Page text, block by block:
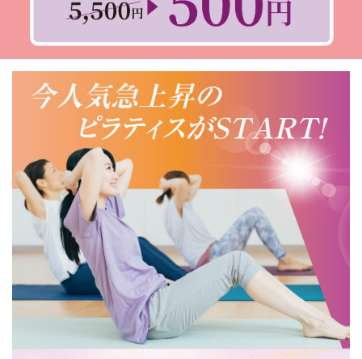
【効果】
日常生活で緊張しがちな心と身体をゆるめ筋肉
の凝りをほぐす、リラックス効果、安眠効果、
ストレス緩和
体験予約する
スタジオ
あびこショッピングプ
ラザ
日時
2026/08/08 13:00 -
13:45
レッスン強度
レッスン内容
アミーダの溶岩石には、ミネラルやバナジウ
ム・マイナスイオンなどの栄養素が含まれてい
ます。遠赤外線効果で身体の芯からじわじわと温
まり、さらに美肌効果も得られ、心と身体を癒